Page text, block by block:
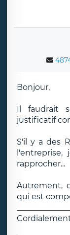
Bonjour,
Il faudrait
justificatif
S'il y a des
rapprocher...
Autrement,
qui est